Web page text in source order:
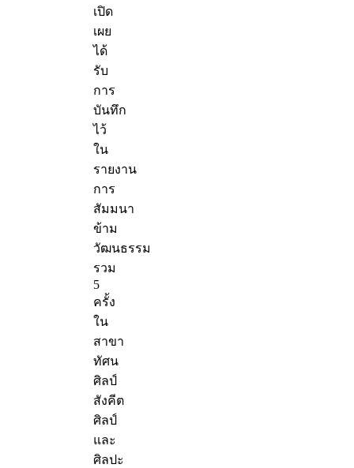
เปิด
เผย
ได้
รับ
การ
บันทึก
ไว้
ใน
รายงาน
การ
สัมมนา
ข้าม
วัฒนธรรม
รวม
5
ครั้ง
ใน
สาขา
ทัศน
ศิลป์
สังคีต
ศิลป์
และ
ศิลปะ